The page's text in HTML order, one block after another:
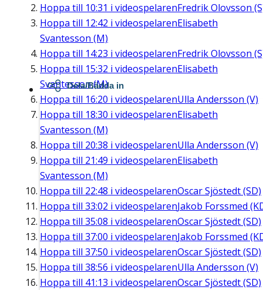
Hoppa till 10:31 i videospelarenFredrik Olovsson
Hoppa till 12:42 i videospelarenElisabeth
Svantesson (M)
Hoppa till 14:23 i videospelarenFredrik Olovsson
Hoppa till 15:32 i videospelarenElisabeth
Svantesson (M)
Hoppa till 16:20 i videospelarenUlla Andersson (V)
Hoppa till 18:30 i videospelarenElisabeth
Svantesson (M)
Hoppa till 20:38 i videospelarenUlla Andersson (V)
Hoppa till 21:49 i videospelarenElisabeth
Svantesson (M)
Hoppa till 22:48 i videospelarenOscar Sjöstedt (SD)
Hoppa till 33:02 i videospelarenJakob Forssmed
Hoppa till 35:08 i videospelarenOscar Sjöstedt (SD)
Hoppa till 37:00 i videospelarenJakob Forssmed
Hoppa till 37:50 i videospelarenOscar Sjöstedt (SD)
Hoppa till 38:56 i videospelarenUlla Andersson (V)
Hoppa till 41:13 i videospelarenOscar Sjöstedt (SD)
Dela/Bädda in